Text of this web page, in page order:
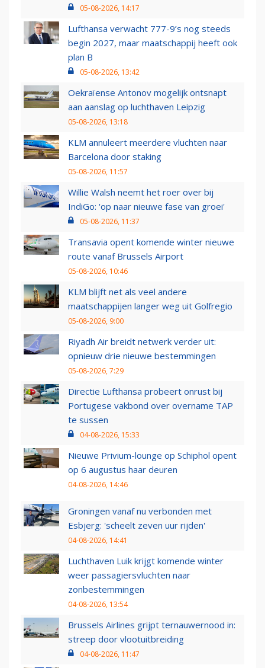
05-08-2026, 14:17
Lufthansa verwacht 777-9’s nog steeds
begin 2027, maar maatschappij heeft ook
plan B
05-08-2026, 13:42
Oekraïense Antonov mogelijk ontsnapt
aan aanslag op luchthaven Leipzig
05-08-2026, 13:18
KLM annuleert meerdere vluchten naar
Barcelona door staking
05-08-2026, 11:57
Willie Walsh neemt het roer over bij
IndiGo: 'op naar nieuwe fase van groei'
05-08-2026, 11:37
Transavia opent komende winter nieuwe
route vanaf Brussels Airport
05-08-2026, 10:46
KLM blijft net als veel andere
maatschappijen langer weg uit Golfregio
05-08-2026, 9:00
Riyadh Air breidt netwerk verder uit:
opnieuw drie nieuwe bestemmingen
05-08-2026, 7:29
Directie Lufthansa probeert onrust bij
Portugese vakbond over overname TAP
te sussen
04-08-2026, 15:33
Nieuwe Privium-lounge op Schiphol opent
op 6 augustus haar deuren
04-08-2026, 14:46
Groningen vanaf nu verbonden met
Esbjerg: 'scheelt zeven uur rijden'
04-08-2026, 14:41
Luchthaven Luik krijgt komende winter
weer passagiersvluchten naar
zonbestemmingen
04-08-2026, 13:54
Brussels Airlines grijpt ternauwernood in:
streep door vlootuitbreiding
04-08-2026, 11:47